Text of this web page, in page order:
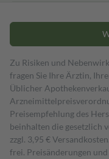
Zu Risiken und
fragen Sie Ihre Ärztin,
Üblicher
Preisempfehlung des
beinhalten die gesetzlich
zzgl. 3,95 €
frei. Preisänderungen